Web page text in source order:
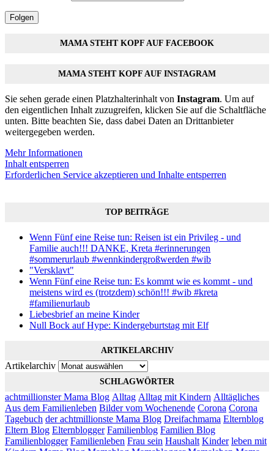
Folgen
MAMA STEHT KOPF AUF FACEBOOK
MAMA STEHT KOPF AUF INSTAGRAM
Sie sehen gerade einen Platzhalterinhalt von Instagram. Um auf
den eigentlichen Inhalt zuzugreifen, klicken Sie auf die Schaltfläche
unten. Bitte beachten Sie, dass dabei Daten an Drittanbieter
weitergegeben werden.
Mehr Informationen
Inhalt entsperren
Erforderlichen Service akzeptieren und Inhalte entsperren
TOP BEITRÄGE
Wenn Fünf eine Reise tun: Reisen ist ein Privileg - und
Familie auch!!! DANKE, Kreta #erinnerungen
#sommerurlaub #wennkindergroßwerden #wib
"Versklavt"
Wenn Fünf eine Reise tun: Es kommt wie es kommt - und
meistens wird es (trotzdem) schön!!! #wib #kreta
#familienurlaub
Liebesbrief an meine Kinder
Null Bock auf Hype: Kindergeburtstag mit Elf
ARTIKELARCHIV
Artikelarchiv
SCHLAGWÖRTER
achtmillionster Mama Blog Alltag Alltag mit Kindern Alltägliches
Aus dem Familienleben Bilder vom Wochenende Corona Corona
Tagebuch der achtmillionste Mama Blog Dreifachmama Elternblog
Eltern Blog Elternblogger Familienblog Familien Blog
Familienblogger Familienleben Frau sein Haushalt Kinder leben mit